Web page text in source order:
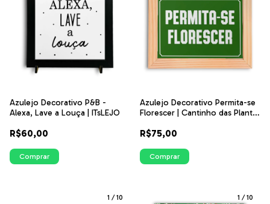
Azulejo Decorativo P&B -
Alexa, Lave a Louça | ITsLEJO
R$60,00
Comprar
Azulejo Decorativo Permita-se
Florescer | Cantinho das Plantas
R$75,00
Comprar
1 /10 1 /10